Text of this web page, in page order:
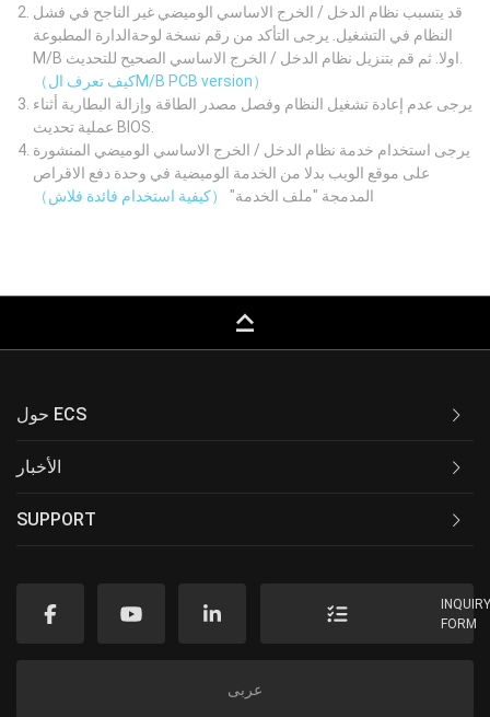
قد يتسبب نظام الدخل / الخرج الاساسي الوميضي غير الناجح في فشل
النظام في التشغيل. يرجى التأكد من رقم نسخة لوحةالدارة المطبوعة
（كيف تعرف الM/B PCB version）
يرجى عدم إعادة تشغيل النظام وفصل مصدر الطاقة وإزالة البطارية أثناء
عملية تحديث BIOS.
يرجى استخدام خدمة نظام الدخل / الخرج الاساسي الوميضي المنشورة
على موقع الويب بدلا من الخدمة الوميضية في وحدة دفع الاقراص
المدمجة "ملف الخدمة"
（كيفية استخدام فائدة فلاش）
keyboard_capslock
حول ECS
الأخبار
SUPPORT
FORM
عربى